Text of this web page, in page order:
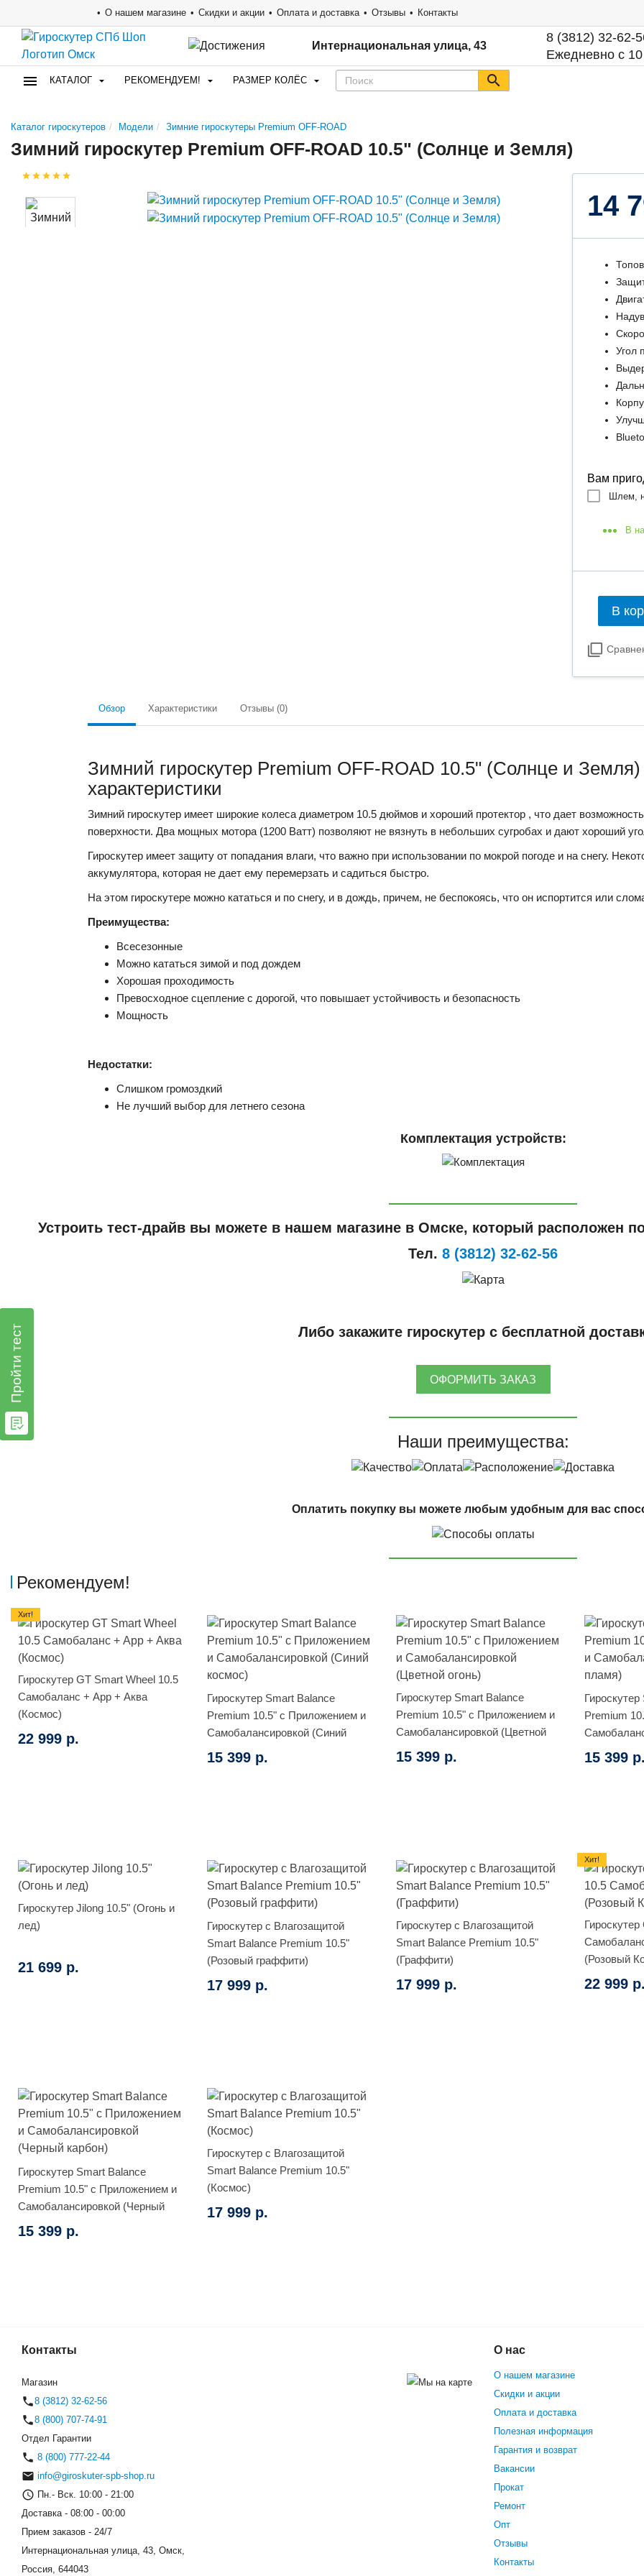
О нашем магазине Скидки и акции Оплата и доставка Отзывы Контакты
Интернациональная улица, 43
8 (3812) 32-62-
Ежедневно с
КАТАЛОГ РЕКОМЕНДУЕМ! РАЗМЕР КОЛЁС
Каталог гироскутеров Модели Зимние гироскутеры Premium OFF-ROAD
Зимний гироскутер Premium OFF-ROAD 10.5" (Солнце и Земля)
14
Угол
Вам
Шлем,
В
В
Обзор Характеристики Отзывы (0)
Зимний гироскутер Premium OFF-ROAD 10.5" (Солнце и
характеристики
Зимний гироскутер имеет широкие колеса диаметром 10.5 дюймов и хороший протектор , что дает
поверхности. Два мощных мотора (1200 Ватт) позволяют не вязнуть в небольших сугробах и дают хороший
Гироскутер имеет защиту от попадания влаги, что важно при использовании по мокрой погоде и на снегу.
аккумулятора, которая не дает ему перемерзать и садиться быстро.
На этом гироскутере можно кататься и по снегу, и в дождь, причем, не беспокоясь, что он испортится или
Преимущества:
Всесезонные
Можно кататься зимой и под дождем
Хорошая проходимость
Превосходное сцепление с дорогой, что повышает устойчивость и безопасность
Мощность
Недостатки:
Слишком громоздкий
Не лучший выбор для летнего сезона
Комплектация устройств:
Устроить тест-драйв вы можете в нашем магазине в Омске, который расположен
Тел. 8 (3812) 32-62-56
Либо закажите гироскутер с бесплатной
ОФОРМИТЬ ЗАКАЗ
Наши преимущества:
Оплатить покупку вы можете любым удобным для вас
Рекомендуем!
Гироскутер GT Smart Wheel 10.5
Самобаланс + App + Аква
(Космос)
22 999 р.
Хит!
Гироскутер Smart Balance
Premium 10.5" с Приложением и
Самобалансировкой (Синий
космос)
15 399 р.
Гироскутер Smart Balance
Premium 10.5" с Приложением и
Самобалансировкой (Цветной
огонь)
15 399 р.
Premium
пламя)
15 399 р.
Гироскутер Jilong 10.5" (Огонь и
лед)
21 699 р.
Гироскутер с Влагозащитой
Smart Balance Premium 10.5"
(Розовый граффити)
17 999 р.
Гироскутер с Влагозащитой
Smart Balance Premium 10.5"
(Граффити)
17 999 р.
(Розовый
22 999 р.
Хит!
Гироскутер Smart Balance
Premium 10.5" с Приложением и
Самобалансировкой (Черный
карбон)
15 399 р.
Гироскутер с Влагозащитой
Smart Balance Premium 10.5"
(Космос)
17 999 р.
Зимний гироскутер Premium
Контакты
Магазин
8 (3812) 32-62-56
8 (800) 707-74-91
Отдел Гарантии
8 (800) 777-22-44
info@giroskuter-spb-shop.ru
Пн.- Вск. 10:00 - 21:00
Доставка - 08:00 - 00:00
Прием заказов - 24/7
Интернациональная улица, 43, Омск,
Россия, 644043
О нас
О нашем магазине
Скидки и акции
Оплата и доставка
Полезная информация
Гарантия и возврат
Вакансии
Прокат
Ремонт
Опт
Отзывы
Контакты
Пройти тест